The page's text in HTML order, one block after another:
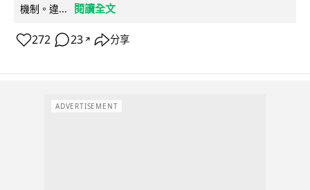
機制。違...
閱讀全文
272 23 ↗ 分享
ADVERTISEMENT